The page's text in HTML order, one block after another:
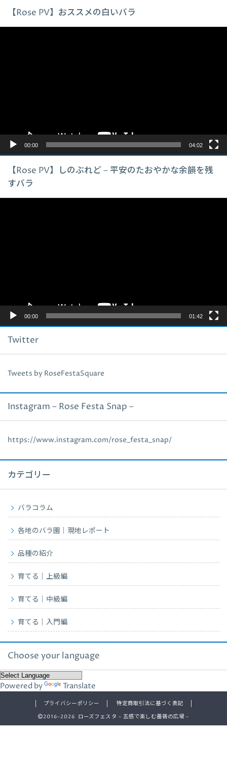
【Rose PV】おススメの白いバラ
00:00 04:02
【Rose PV】しのぶれど – 平安のたおやかな余韻を残
すバラ
00:00 01:42
Twitter
Tweets by RoseFestaSquare
Instagram – Rose Festa Snap –
https://www.instagram.com/rose_festa_snap/
カテゴリー
バラコラム
各地のバラ園｜現地レポート
品種の紹介
育てる｜上級編
育てる｜中級編
育てる｜入門編
Choose your language
Powered by Translate
プライバシーポリシー
特定商取引法に基づく表記
2016–2026 ローズフェスタ – 五感で楽しむ薔薇の広場 –